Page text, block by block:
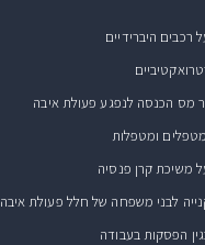
רכבים היברידיים
מס הכנסה לנפגע פעולת איבה
ומטפלות
משיכת קרן פנסיה
לבני משפחה של חלל פעולת איבה
הפסקות בעבודה